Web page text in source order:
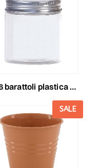
plastica c/coperchio d.9 cm h.10 cm
SALE